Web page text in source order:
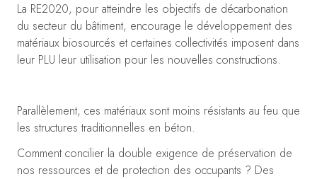
La RE2020, pour atteindre les objectifs de décarbonation
du secteur du bâtiment, encourage le développement des
matériaux biosourcés et certaines collectivités imposent dans
leur PLU leur utilisation pour les nouvelles constructions.
Parallèlement, ces matériaux sont moins résistants au feu que
les structures traditionnelles en béton.
Comment concilier la double exigence de préservation de
nos ressources et de protection des occupants ? Des